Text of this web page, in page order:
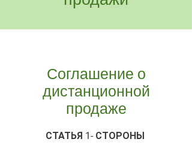
Соглашение о
дистанционной
продаже
СТАТЬЯ 1- СТОРОНЫ